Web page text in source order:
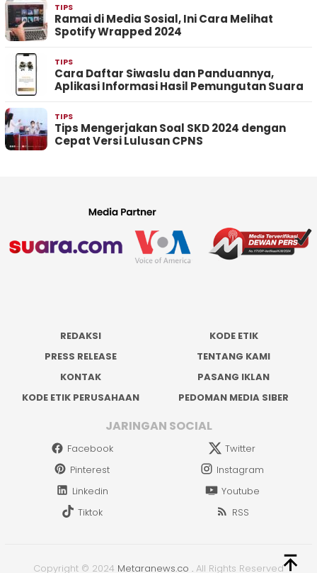
TIPS
Ramai di Media Sosial, Ini Cara Melihat
Spotify Wrapped 2024
TIPS
Cara Daftar Siwaslu dan Panduannya,
Aplikasi Informasi Hasil Pemungutan Suara
TIPS
Tips Mengerjakan Soal SKD 2024 dengan
Cepat Versi Lulusan CPNS
REDAKSI
KODE ETIK
PRESS RELEASE
TENTANG KAMI
KONTAK
PASANG IKLAN
KODE ETIK PERUSAHAAN
PEDOMAN MEDIA SIBER
JARINGAN SOCIAL
Facebook
Twitter
Pinterest
Instagram
Linkedin
Youtube
Tiktok
RSS
Copyright © 2024 Metaranews.co . All Rights Reserved